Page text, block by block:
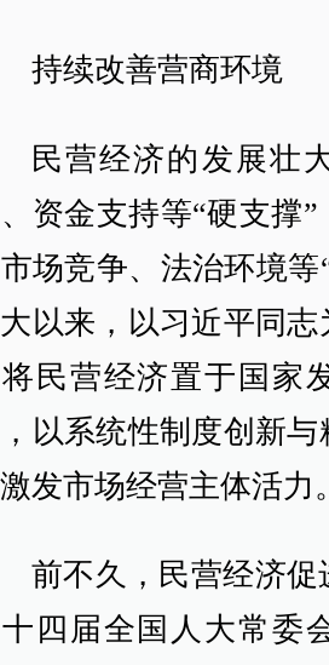
持续改善营商环境
民营经济的发展壮
资金支持等“硬支撑
场竞争、法治环境等
以来，以习近平同
民营经济置于国家
以系统性制度创新
发市场经营主体活力。
前不久，民营经济
四届全国人大常委